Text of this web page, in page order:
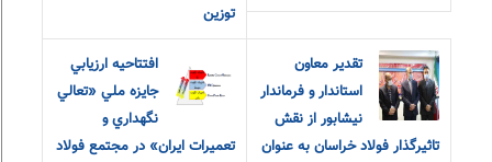
توزین
تقدیر معاون
استاندار و فرماندار
نیشابور از نقش
تاثیرگذار فولاد خراسان به عنوان
افتتاحيه ارزيابي
جايزه ملي «تعالي
نگهداري و
تعميرات ايران» در مجتمع فولاد